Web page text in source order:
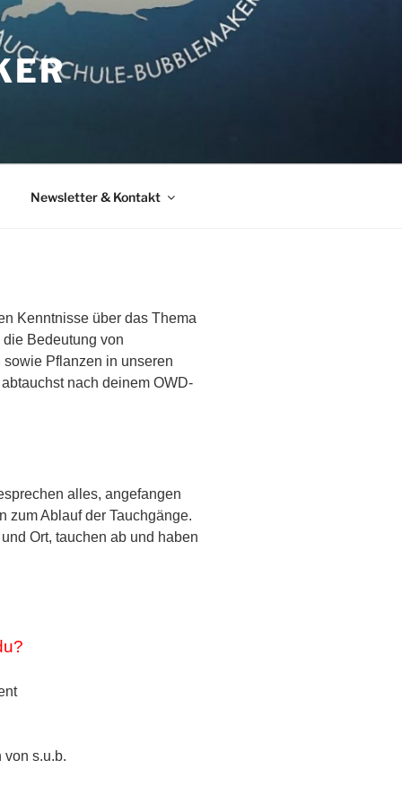
Newsletter & Kontakt
Kenntnisse über das Thema
Bedeutung von
Pflanzen in unseren
nach deinem OWD-
alles, angefangen
zum Ablauf der Tauchgänge.
Ort, tauchen ab und haben
s.u.b.